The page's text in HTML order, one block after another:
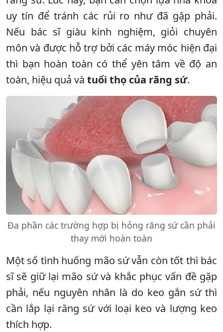
uy tín để tránh các rủi ro như đã gặp phải.
Nếu bác sĩ giàu kinh nghiệm, giỏi chuyên
môn và được hỗ trợ bởi các máy móc hiện đại
thì bạn hoàn toàn có thể yên tâm về độ an
toàn, hiệu quả và tuổi thọ của răng sứ.
Đa phần các trường hợp bị hỏng răng sứ cần phải
thay mới hoàn toàn
Một số tình huống mão sứ vẫn còn tốt thì bác
sĩ sẽ giữ lại mão sứ và khắc phục vấn đề gặp
phải, nếu nguyên nhân là do keo gắn sứ thì
cần lắp lại răng sứ với loại keo và lượng keo
thích hợp.